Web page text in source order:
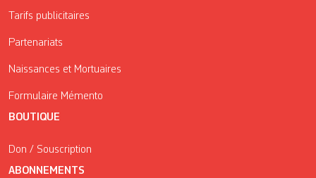
Tarifs publicitaires
Partenariats
Naissances et Mortuaires
Formulaire Mémento
BOUTIQUE
Don / Souscription
ABONNEMENTS